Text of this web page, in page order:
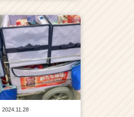
2024.11.28